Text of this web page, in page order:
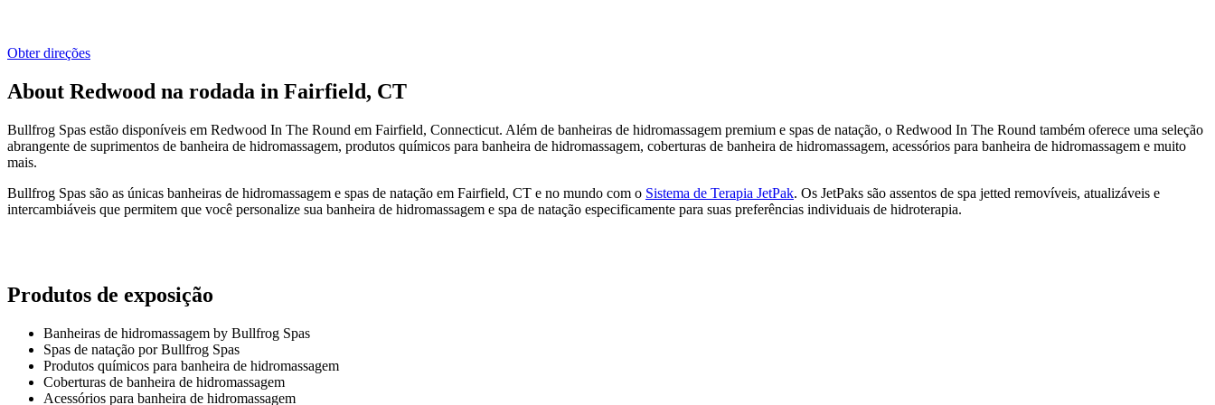
Obter direções
About Redwood na rodada in Fairfield, CT
Bullfrog Spas estão disponíveis em Redwood In The Round em Fairfield, Connecticut. Além de banheiras de hidromassagem premium e spas de natação, o Redwood In The Round também oferece uma seleção
abrangente de suprimentos de banheira de hidromassagem, produtos químicos para banheira de hidromassagem, coberturas de banheira de hidromassagem, acessórios para banheira de hidromassagem e muito
mais.
Bullfrog Spas são as únicas banheiras de hidromassagem e spas de natação em Fairfield, CT e no mundo com o Sistema de Terapia JetPak. Os JetPaks são assentos de spa jetted removíveis, atualizáveis e
intercambiáveis que permitem que você personalize sua banheira de hidromassagem e spa de natação especificamente para suas preferências individuais de hidroterapia.
Produtos de exposição
Banheiras de hidromassagem by Bullfrog Spas
Spas de natação por Bullfrog Spas
Produtos químicos para banheira de hidromassagem
Coberturas de banheira de hidromassagem
Acessórios para banheira de hidromassagem